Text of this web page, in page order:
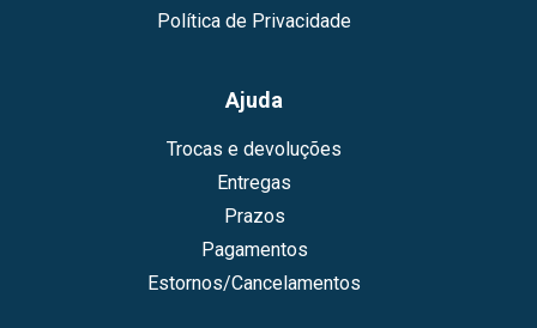
Política de Privacidade
Ajuda
Trocas e devoluções
Entregas
Prazos
Pagamentos
Estornos/Cancelamentos